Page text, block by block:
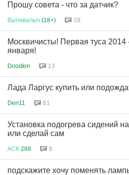
Прошу совета - что за датчик?
Выпивалыч (18+) 28
Москвичисты! Первая туса 2014
января!
Doodkin 13
Лада Ларгус купить или
Den11 61
Установка подогрева сидений
или сделай сам
АСК 268 8
подскажите хочу поменять